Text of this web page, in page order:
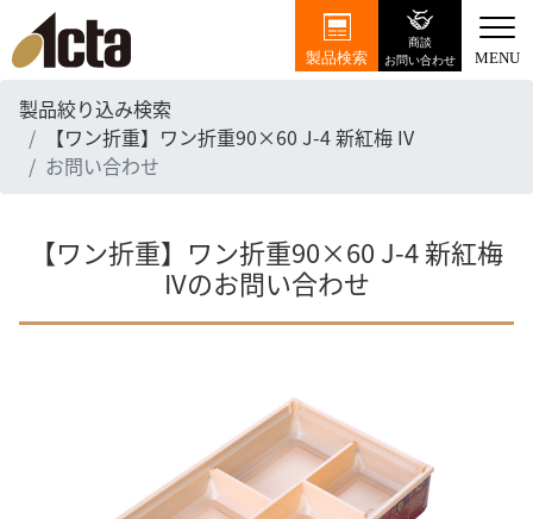
製品検索
商談
お問い合わせ
MENU
製品絞り込み検索
【ワン折重】ワン折重90×60 J-4 新紅梅 IV
お問い合わせ
【ワン折重】ワン折重90×60 J-4 新紅梅
IVのお問い合わせ